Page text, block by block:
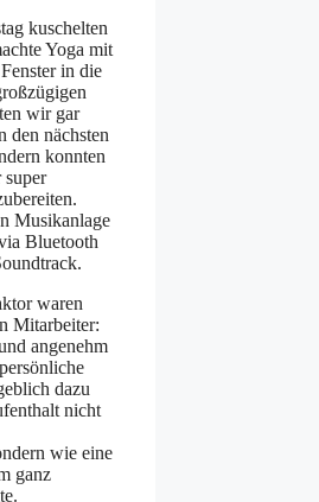
kuschelten
Yoga mit
in die
wir gar
den nächsten
konnten
super
Musikanlage
Bluetooth
waren
Mitarbeiter:
angenehm
dazu
nicht
wie eine
ganz